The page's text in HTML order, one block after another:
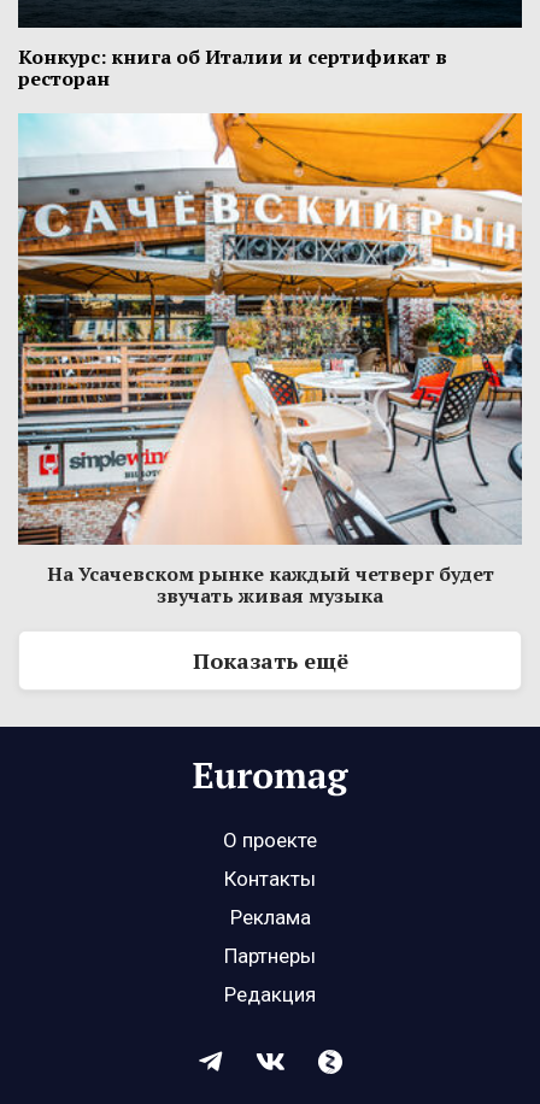
Конкурс: книга об Италии и сертификат в
ресторан
На Усачевском рынке каждый четверг будет
звучать живая музыка
Показать ещё
О проекте
Контакты
Реклама
Партнеры
Редакция